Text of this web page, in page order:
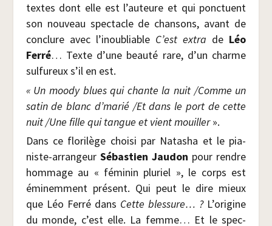
textes dont elle est l’auteure et qui ponc­tuent
son nou­veau spec­tacle de chan­sons, avant de
conclure avec l’inoubliable C’est extra de Léo
Fer­ré… Texte d’une beau­té rare, d’un charme
sul­fu­reux s’il en est.
« Un moo­dy blues qui chante la nuit /​Comme un
satin de blanc d’ma­rié /​Et dans le port de cette
nuit /​Une fille qui tangue et vient mouiller».
Dans ce flo­ri­lège choi­si par Nata­sha et le pia­
niste-arran­geur Sébas­tien Jau­don pour rendre
hom­mage au « fémi­nin plu­riel », le corps est
émi­nem­ment pré­sent. Qui peut le dire mieux
que Léo Fer­ré dans Cette bles­sure… ? L’origine
du monde, c’est elle. La femme… Et le spec­